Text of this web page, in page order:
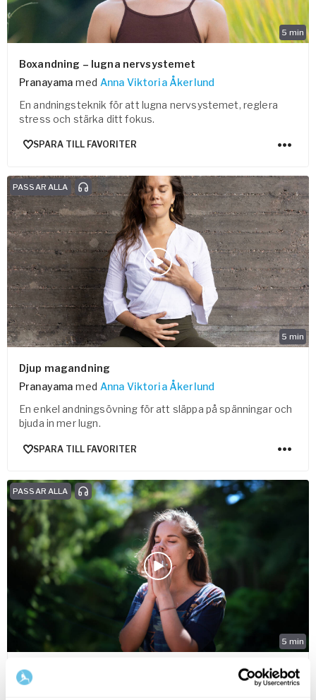
5 min
Boxandning – lugna nervsystemet
Pranayama med Anna Viktoria Åkerlund
En andningsteknik för att lugna nervsystemet, reglera
stress och stärka ditt fokus.
SPARA TILL FAVORITER
5 min
PASSAR ALLA
Djup magandning
Pranayama med Anna Viktoria Åkerlund
En enkel andningsövning för att släppa på spänningar och
bjuda in mer lugn.
SPARA TILL FAVORITER
5 min
PASSAR ALLA
Three Anchors Meditation